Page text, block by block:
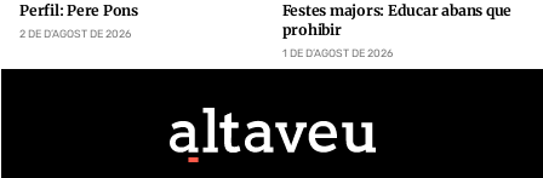
Perfil: Pere Pons
2 DE D’AGOST DE 2026
Festes majors: Educar abans que
prohibir
1 DE D’AGOST DE 2026